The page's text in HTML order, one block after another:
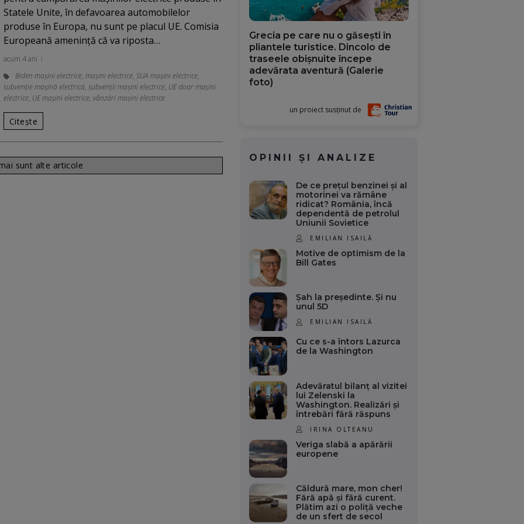
Statele Unite, în defavoarea automobilelor
produse în Europa, nu sunt pe placul UE. Comisia
Europeană amenință că va riposta…
acum 4 ani
Biden mașini electrice, mașini electrice, SUA mașini electrice,
subvenție mașină electrică, subvenții mașini electrice, UE doar mașini
electrice, UE maşini electrice, vânzări mașini electrice
Citește
sunt alte articole
Grecia pe care nu o găsești în
pliantele turistice. Dincolo de
traseele obișnuite începe
adevărata aventură (Galerie
foto)
un proiect susținut de
OPINII ȘI ANALIZE
De ce prețul benzinei și al
motorinei va rămâne
ridicat? România, încă
dependentă de petrolul
Uniunii Sovietice
EMILIAN ISAILĂ
Motive de optimism de la
Bill Gates
Șah la președinte. Și nu
unul 5D
EMILIAN ISAILĂ
Cu ce s-a întors Lazurca
de la Washington
Adevăratul bilanț al vizitei
lui Zelenski la
Washington. Realizări și
întrebări fără răspuns
IRINA OLTEANU
Veriga slabă a apărării
europene
Căldură mare, mon cher!
Fără apă și fără curent.
Plătim azi o poliță veche
de un sfert de secol